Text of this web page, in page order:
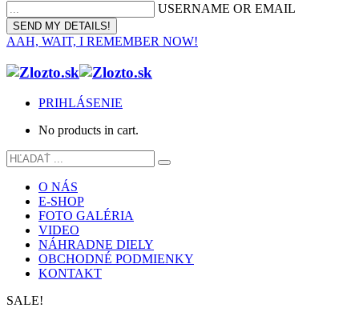
USERNAME OR EMAIL
AAH, WAIT, I REMEMBER NOW!
PRIHLÁSENIE
No products in cart.
O NÁS
E-SHOP
FOTO GALÉRIA
VIDEO
NÁHRADNE DIELY
OBCHODNÉ PODMIENKY
KONTAKT
SALE!